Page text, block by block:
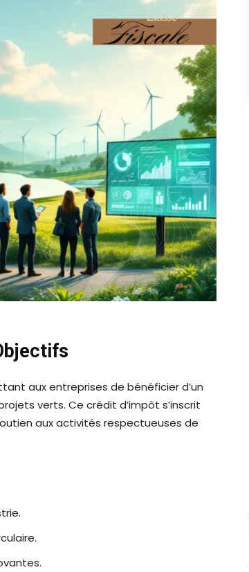
aux entreprises de bénéficier d’un
verts. Ce crédit d’impôt s’inscrit
aux activités respectueuses de